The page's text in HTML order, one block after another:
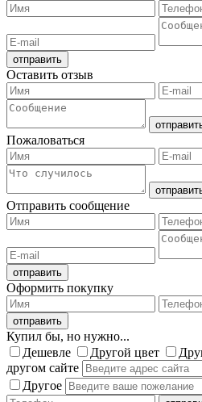
Оставить отзыв
Пожаловаться
Отправить сообщение
Оформить покупку
Купил бы, но нужно...
Дешевле
Другой цвет
другом сайте
Другое